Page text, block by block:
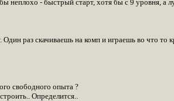
- быстрый старт, хотя бы с 9 уровня, а
раз скачиваешь на комп и играешь во что то
свободного опыта ?
Определится..